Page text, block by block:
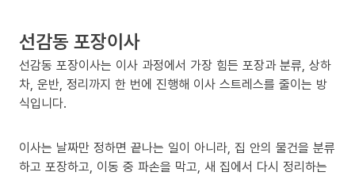
선감동 포장이사
선감동 포장이사는 이사 과정에서 가장 힘든 포장과 분류, 상하
차, 운반, 정리까지 한 번에 진행해 이사 스트레스를 줄이는 방
식입니다.
이사는 날짜만 정하면 끝나는 일이 아니라, 집 안의 물건을 분류
하고 포장하고, 이동 중 파손을 막고, 새 집에서 다시 정리하는